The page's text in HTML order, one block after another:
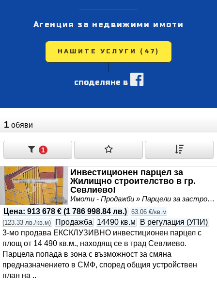
Агенция за недвижими имоти
НАШИТЕ УСЛУГИ (47)
споделяне в
1 обяви
1
Инвестиционен парцел за
Жилищно строителство в гр.
Севлиево!
Имоти - Продажби » Парцели за застрояване, Инвестиционни проекти
Цена: 913 678 € (1 786 998.84 лв.) 63.06 €/кв.м
(123.33 лв./кв.м) Продажба 14490 кв.м
В регулация (УПИ)
3-мо продава ЕКСКЛУЗИВНО инвестиционен парцел с
площ от 14 490 кв.м., находящ се в град Севлиево.
Парцела попада в зона с възможност за смяна
предназначението в СМФ, според общия устройствен
план на ..